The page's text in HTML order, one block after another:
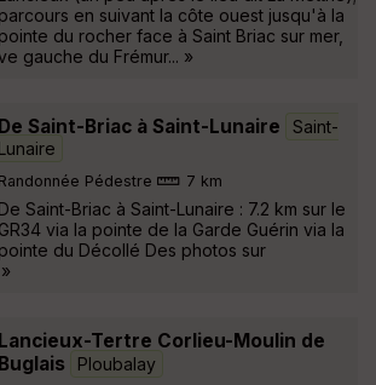
parcours en suivant la côte ouest jusqu'à la
pointe du rocher face à Saint Briac sur mer,
gauche du Frémur... »
De Saint-Briac à Saint-Lunaire
Saint-
Lunaire
Randonnée Pédestre 7 km
De Saint-Briac à Saint-Lunaire : 7.2 km sur le
GR34 via la pointe de la Garde Guérin via la
pointe du Décollé Des photos sur
Lancieux-Tertre Corlieu-Moulin de
Buglais
Ploubalay